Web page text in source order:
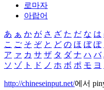
로마자
아랍어
あ ぁ か が さ ざ た だ な は
こ ご そ ぞ と ど の ほ ぼ ぽ
ア ァ カ サ ザ タ ダ ナ ハ バ
ソ ゾ ト ド ノ ホ ボ ポ モ ヨ
http://chineseinput.net/에서